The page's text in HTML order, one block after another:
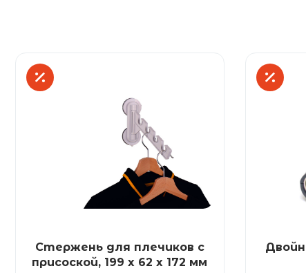
Стержень для плечиков с
присоской, 199 x 62 x 172 мм